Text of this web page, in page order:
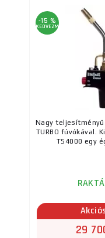
9.
-15 %
KEDVEZMÉNY
Nagy
TURBO fúvókával.
TS4000 egy
29